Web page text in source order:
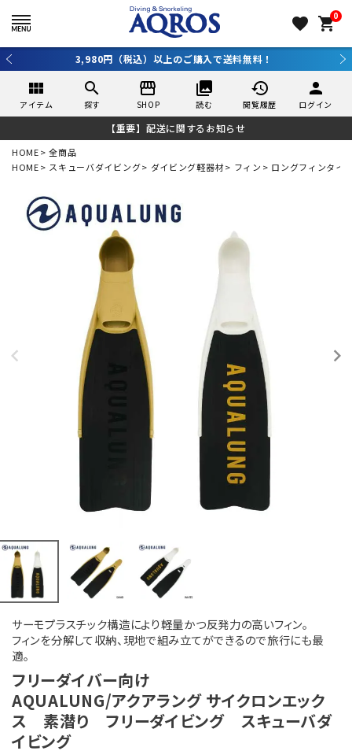
favorite 0
shopping_cart
3,980円（税込）以上のご購入で送料無料！
view_module
アイテム
search
探す
storefront
SHOP
collections
読む
history
閲覧履歴
person
ログイン
【重要】配送に関するお知らせ
HOME
全商品
HOME
スキューバダイビング ダイビング軽器材 フィン ロングフィンタイ
サーモプラスチック構造により軽量かつ反発力の高いフィン。
フィンを分解して収納、現地で組み立てができるので旅行にも最
適。
フリーダイバー向け
AQUALUNG/アクアラング サイクロンエック
ス 素潜り フリーダイビング スキューバダ
イビング